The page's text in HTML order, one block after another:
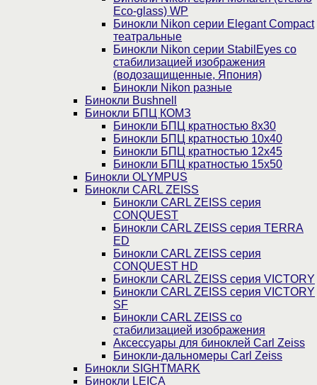
Eco-glass) WP
Бинокли Nikon серии Elegant Compact
театральные
Бинокли Nikon серии StabilEyes со
стабилизацией изображения
(водозащищенные, Япония)
Бинокли Nikon разные
Бинокли Bushnell
Бинокли БПЦ КОМЗ
Бинокли БПЦ кратностью 8х30
Бинокли БПЦ кратностью 10х40
Бинокли БПЦ кратностью 12х45
Бинокли БПЦ кратностью 15х50
Бинокли OLYMPUS
Бинокли CARL ZEISS
Бинокли CARL ZEISS серия
CONQUEST
Бинокли CARL ZEISS серия TERRA
ED
Бинокли CARL ZEISS серия
CONQUEST HD
Бинокли CARL ZEISS серия VICTORY
Бинокли CARL ZEISS серия VICTORY
SF
Бинокли CARL ZEISS со
стабилизацией изображения
Аксессуары для биноклей Carl Zeiss
Бинокли-дальномеры Carl Zeiss
Бинокли SIGHTMARK
Бинокли LEICA